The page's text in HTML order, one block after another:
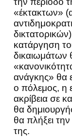
«έκτακτων»
κατάργηση
δικαιωμάτων
ανάγκης» θα
ο πόλεμος, η
ακρίβεια σε
θα
θα πλήξει
της.